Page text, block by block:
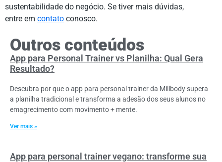
sustentabilidade do negócio. Se tiver mais dúvidas,
entre em contato conosco.
Outros conteúdos
App para Personal Trainer vs Planilha: Qual Gera
Resultado?
Descubra por que o app para personal trainer da Millbody supera
a planilha tradicional e transforma a adesão dos seus alunos no
emagrecimento com movimento + mente.
Ver mais »
App para personal trainer vegano: transforme sua